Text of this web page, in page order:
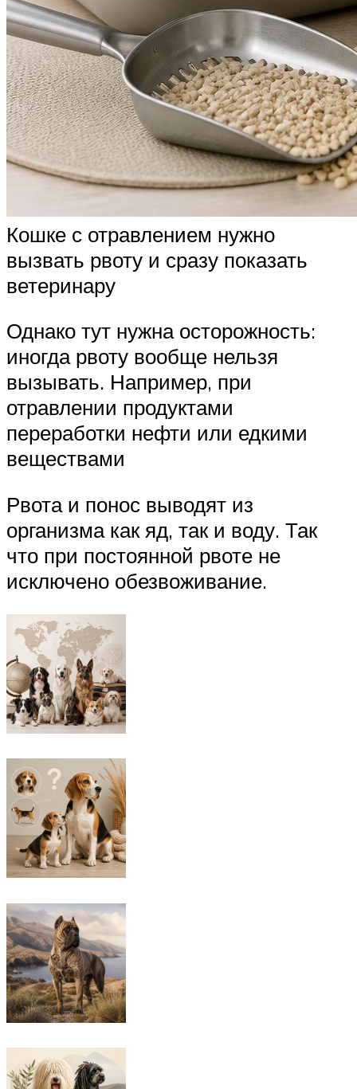
Кошке с отравлением нужно
вызвать рвоту и сразу показать
ветеринару
Однако тут нужна осторожность:
иногда рвоту вообще нельзя
вызывать. Например, при
отравлении продуктами
переработки нефти или едкими
веществами
Рвота и понос выводят из
организма как яд, так и воду. Так
что при постоянной рвоте не
исключено обезвоживание.